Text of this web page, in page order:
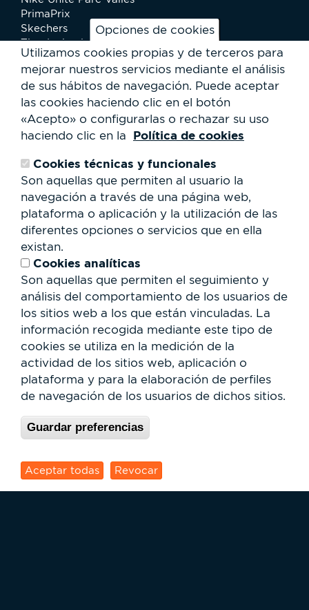
Opciones de cookies
Utilizamos cookies propias y de terceros para
mejorar nuestros servicios mediante el análisis
de sus hábitos de navegación. Puede aceptar
las cookies haciendo clic en el botón
«Acepto» o configurarlas o rechazar su uso
haciendo clic en la
Política de cookies
Cookies técnicas y funcionales
Son aquellas que permiten al usuario la
navegación a través de una página web,
plataforma o aplicación y la utilización de las
diferentes opciones o servicios que en ella
existan.
Cookies analíticas
Son aquellas que permiten el seguimiento y
análisis del comportamiento de los usuarios de
los sitios web a los que están vinculadas. La
información recogida mediante este tipo de
cookies se utiliza en la medición de la
actividad de los sitios web, aplicación o
plataforma y para la elaboración de perfiles
de navegación de los usuarios de dichos sitios.
Guardar preferencias
Aceptar todas Revocar
PrimaPrix
Skechers
Tiendanimal
Time Road
Ocio
Cinesa
Golden Park
New Park Bowling
Urban Planet
Zero Latency
Kids Parc Vallès
Club Kids
Bienestar
Qsport
Servicios
BitBase
Fotomatón
ING Direct
O.N.C.E.
Parc Vallès
Mapa
Actividades
Servicios al usuario
Club Staff
¿Quiénes somos?